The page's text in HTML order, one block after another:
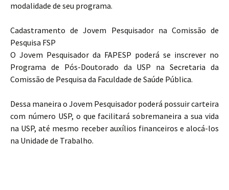
modalidade de seu programa.
Cadastramento de Jovem Pesquisador na Comissão de
Pesquisa FSP
O Jovem Pesquisador da FAPESP poderá se inscrever no
Programa de Pós-Doutorado da USP na Secretaria da
Comissão de Pesquisa da Faculdade de Saúde Pública.
Dessa maneira o Jovem Pesquisador poderá possuir carteira
com número USP, o que facilitará sobremaneira a sua vida
na USP, até mesmo receber auxílios financeiros e alocá-los
na Unidade de Trabalho.